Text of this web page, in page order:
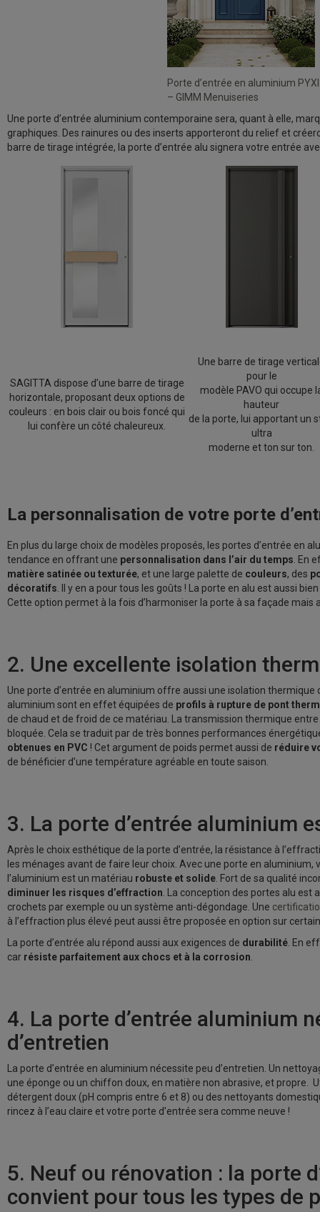
Porte d’entrée en aluminium PYXI
– GIMM Menuiseries
Une porte d’entrée aluminium contemporaine sera, quant à elle,
graphiques. Des rainures ou des inserts apporteront du relief et
barre de tirage intégrée, la porte d’entrée alu signera votre entrée
SAGITTA dispose d’une barre de tirage
horizontale, proposant deux options de
couleurs : en bois clair ou bois foncé qui
lui confère un côté chaleureux.
Une barre de tirage
pour le
modèle PAVO qui occupe
hauteur
de la porte, lui apportant un
ultra
moderne et ton sur ton.
La personnalisation de votre porte
En plus du large choix de modèles proposés, les portes d’entrée en
tendance en offrant une personnalisation dans l’air du temps . En
matière satinée ou texturée, et une large palette de couleurs, des
décoratifs . Il y en a pour tous les goûts ! La porte en alu est aussi
Cette option permet à la fois d’harmoniser la porte à sa façade mais
2. Une excellente isolation
Une porte d’entrée en aluminium offre aussi une isolation thermique
aluminium sont en effet équipées de profils à rupture de pont
de chaud et de froid de ce matériau. La transmission thermique entre
bloquée. Cela se traduit par de très bonnes performances
obtenues en PVC ! Cet argument de poids permet aussi de réduire
de bénéficier d’une température agréable en toute saison.
3. La porte d’entrée aluminium
Après le choix esthétique de la porte d’entrée, la résistance à
les ménages avant de faire leur choix. Avec une porte en aluminium,
l’aluminium est un matériau robuste et solide . Fort de sa qualité
diminuer les risques d’effraction . La conception des portes alu
crochets par exemple ou un système anti-dégondage. Une
à l’effraction plus élevé peut aussi être proposée en option sur
La porte d’entrée alu répond aussi aux exigences de durabilité . En
car résiste parfaitement aux chocs et à la corrosion
4. La porte d’entrée aluminium
d’entretien
La porte d’entrée en aluminium nécessite peu d’entretien. Un
une éponge ou un chiffon doux, en matière non abrasive, et propre.
détergent doux (pH compris entre 6 et 8) ou des nettoyants
rincez à l’eau claire et votre porte d’entrée sera comme neuve !
5. Neuf ou rénovation : la porte
convient pour tous les types de